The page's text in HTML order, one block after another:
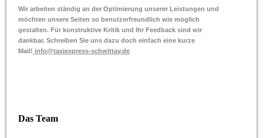
Wir arbeiten ständig an der Optimierung unserer Leistungen und
möchten unsere Seiten so benutzerfreundlich wie möglich
gestalten. Für konstruktive Kritik und Ihr Feedback sind wir
dankbar. Schreiben Sie uns dazu doch einfach eine kurze
Mail! info@taxiexpress-schwittay.de
Das Team